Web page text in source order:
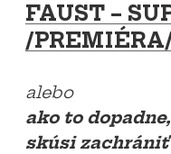
FAUST –
/
alebo
ako to
skúsi